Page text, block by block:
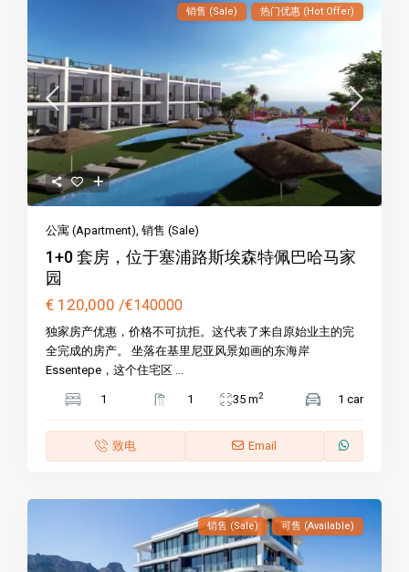
销售 (Sale) 热门优惠 (Hot Offer)
公寓 (Apartment) ,销售 (Sale)
1+0 套房，位于塞浦路斯埃森特佩巴哈马家
园
€ 120,000 /€140000
独家房产优惠，价格不可抗拒。这代表了来自原始业主的完
全完成的房产。 坐落在基里尼亚风景如画的东海岸
Essentepe，这个住宅区 ...
1 1 35 m2 1 car
致电 Email
销售 (Sale) 可售 (Available)